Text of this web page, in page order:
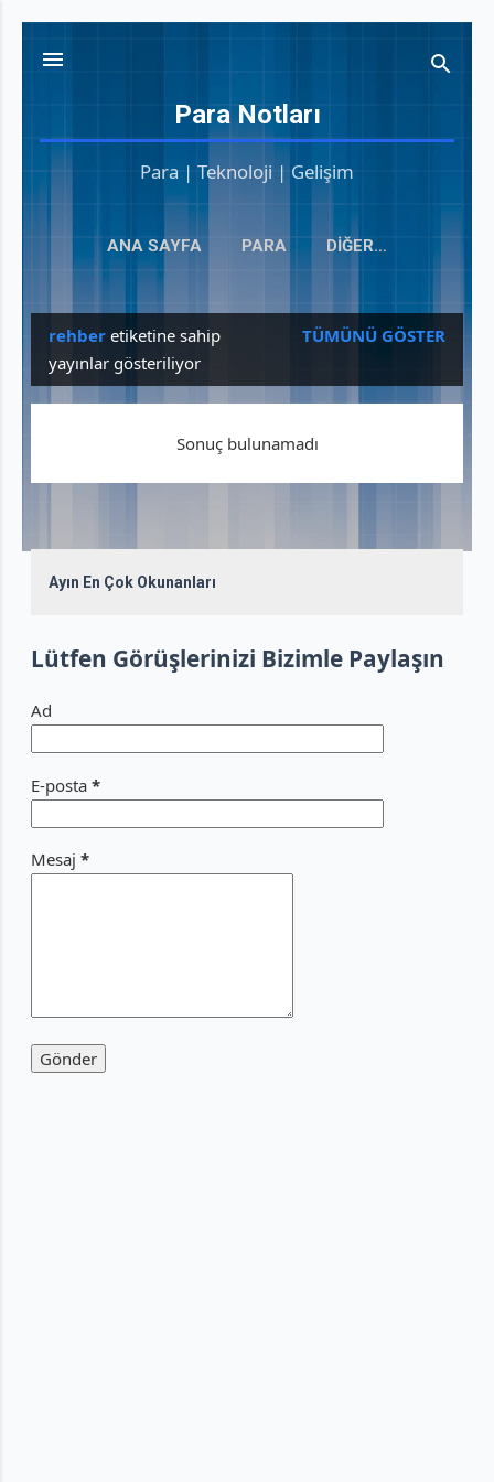
Ana içeriğe atla
Para Notları
Para | Teknoloji | Gelişim
ANA SAYFA PARA DIĞER…
K
y
a
r
rehber etiketine sahip
yayınlar gösteriliyor
TÜMÜNÜ GÖSTER
Sonuç bulunamadı
Ayın En Çok Okunanları
Lütfen Görüşlerinizi Bizimle Paylaşın
Ad
E-posta *
Mesaj *